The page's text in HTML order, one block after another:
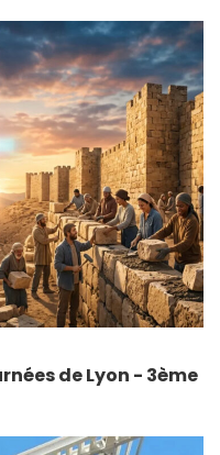
de Lyon - 3ème